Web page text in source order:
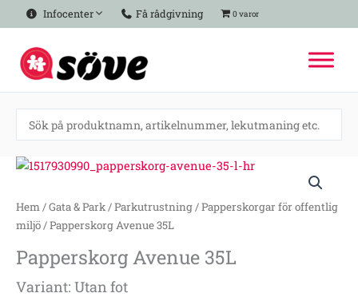
Hoppa
till
innehåll
Infocenter Få rådgivning 0 varor
Hem/Gata & Park/Parkutrustning/Papperskorgar för offentlig
miljö/ Papperskorg Avenue 35L
Papperskorg Avenue 35L
Variant: Utan fot
Papperskorg
35L
mängd